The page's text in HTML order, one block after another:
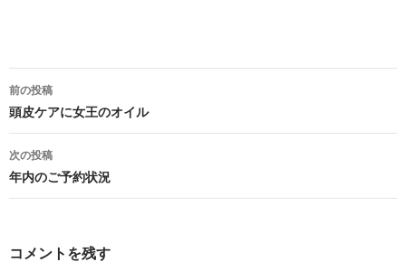
投
稿
ナ
ビ
ゲ
ー
前の投稿
頭皮ケアに女王のオイル
次の投稿
年内のご予約状況
コメントを残す